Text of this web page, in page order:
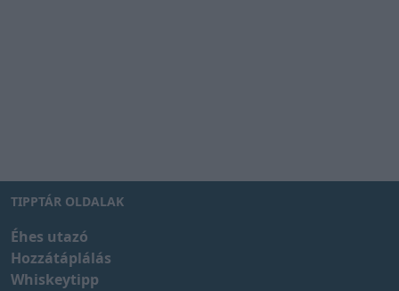
TIPPTÁR OLDALAK
Éhes utazó
Hozzátáplálás
Whiskeytipp